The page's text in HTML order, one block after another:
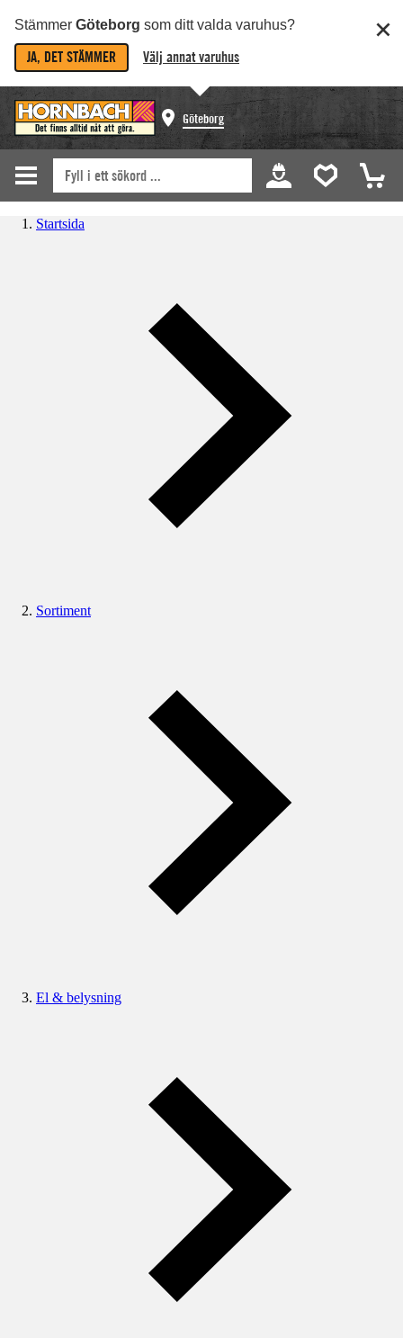
Stämmer Göteborg som ditt valda varuhus?
JA, DET STÄMMER Välj annat varuhus
Göteborg
Startsida
Sortiment
El & belysning